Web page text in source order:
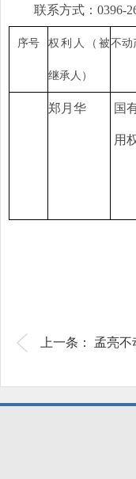
联系方式： 0396-
序号 权利人（被
继承人）
不动
郑月华 国
用
上一条：​ 孟亮